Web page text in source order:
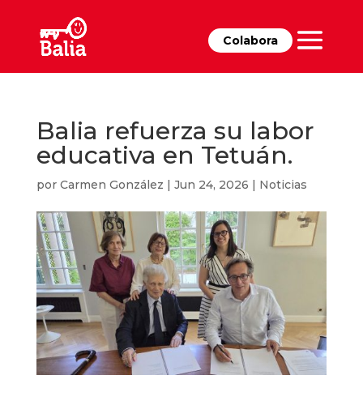
Colabora
Balia refuerza su labor
educativa en Tetuán.
por Carmen González | Jun 24, 2026 | Noticias